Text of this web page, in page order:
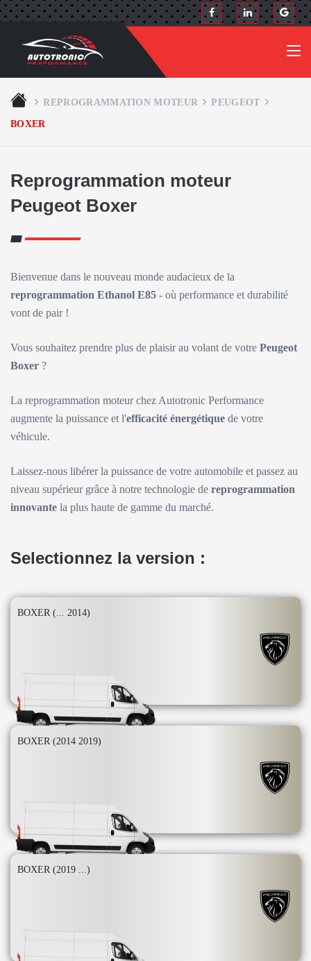
REPROGRAMMATION MOTEUR
PEUGEOT
BOXER
Reprogrammation moteur
Peugeot Boxer
Bienvenue dans le nouveau monde audacieux de la
reprogrammation Ethanol E85 - où performance et durabilité
vont de pair !
Vous souhaitez prendre plus de plaisir au volant de votre Peugeot
Boxer ?
La reprogrammation moteur chez Autotronic Performance
augmente la puissance et l'efficacité énergétique de votre
véhicule.
Laissez-nous libérer la puissance de votre automobile et passez au
niveau supérieur grâce à notre technologie de reprogrammation
innovante la plus haute de gamme du marché.
Selectionnez la version :
BOXER (... 2014)
BOXER (2014 2019)
BOXER (2019 ...)